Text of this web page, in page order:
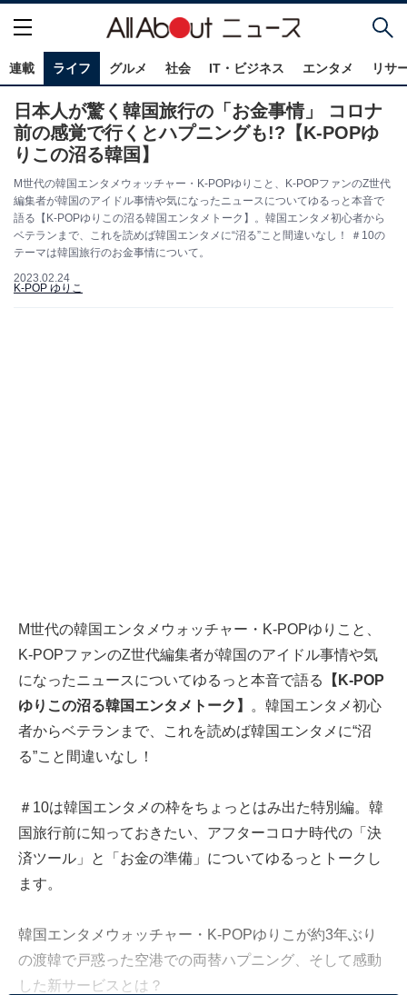
連載 ライフ グルメ 社会 IT・ビジネス エンタメ リサ
日本人が驚く韓国旅行の「お金事情」 コロナ
前の感覚で行くとハプニングも!?【K-POPゆ
りこの沼る韓国】
M世代の韓国エンタメウォッチャー・K-POPゆりこと、K-POPファンのZ世代
編集者が韓国のアイドル事情や気になったニュースについてゆるっと本音で
語る【K-POPゆりこの沼る韓国エンタメトーク】。韓国エンタメ初心者から
ベテランまで、これを読めば韓国エンタメに“沼る”こと間違いなし！ ＃10の
テーマは韓国旅行のお金事情について。
2023.02.24
K-POP ゆりこ
M世代の韓国エンタメウォッチャー・K-POPゆりこと、
K-POPファンのZ世代編集者が韓国のアイドル事情や気
になったニュースについてゆるっと本音で語る
【K-POP
ゆりこの沼る韓国エンタメトーク】
。韓国エンタメ初心
者からベテランまで、これを読めば韓国エンタメに“沼
る”こと間違いなし！
＃10は韓国エンタメの枠をちょっとはみ出た特別編。韓
国旅行前に知っておきたい、アフターコロナ時代の「決
済ツール」と「お金の準備」についてゆるっとトークし
ます。
韓国エンタメウォッチャー・K-POPゆりこが約3年ぶり
の渡韓で戸惑った空港での両替ハプニング、そして感動
した新サービスとは？